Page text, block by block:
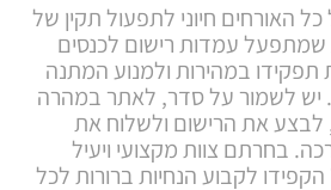
האורחים חיוני לתפעול תקין של
שמתפעל עמדות רישום לכנסים
במהירות ולמנוע המתנה
יש לשמור על סדר, לאתר במהרה
את הרישום ולשלוח את
בחרתם צוות מקצועי ויעיל
לקבוע הנחיות ברורות לכל